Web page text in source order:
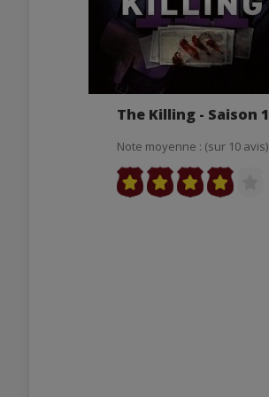
The Killing - Saison 1
Note moyenne : (sur 10 avis)